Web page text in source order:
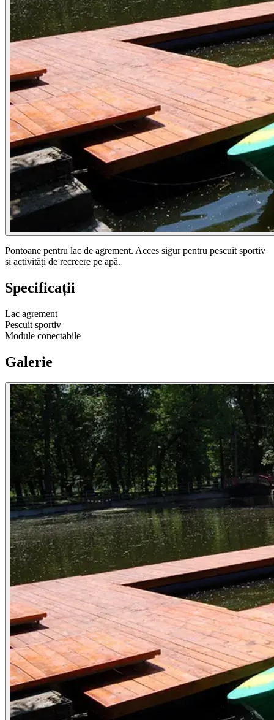
Pontoane pentru lac de agrement. Acces sigur pentru pescuit sportiv
și activități de recreere pe apă.
Specificații
Lac agrement
Pescuit sportiv
Module conectabile
Galerie